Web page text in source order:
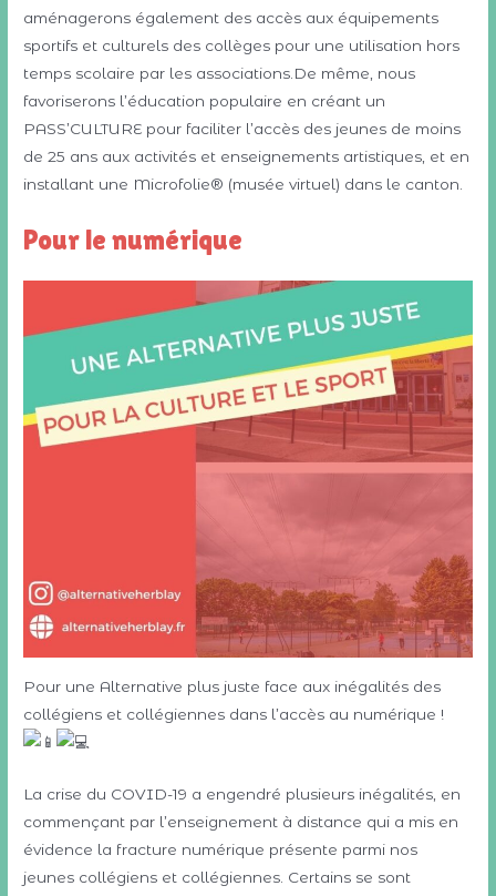
aménagerons également des accès aux équipements
sportifs et culturels des collèges pour une utilisation hors
temps scolaire par les associations.De même, nous
favoriserons l’éducation populaire en créant un
PASS’CULTURE pour faciliter l’accès des jeunes de moins
de 25 ans aux activités et enseignements artistiques, et en
installant une Microfolie® (musée virtuel) dans le canton.
Pour le numérique
Pour une Alternative plus juste face aux inégalités des
collégiens et collégiennes dans l’accès au numérique !
La crise du COVID-19 a engendré plusieurs inégalités, en
commençant par l’enseignement à distance qui a mis en
évidence la fracture numérique présente parmi nos
jeunes collégiens et collégiennes. Certains se sont